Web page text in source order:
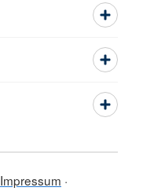
Impressum